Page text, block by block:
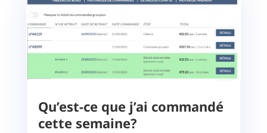
Qu’est-ce que j’ai commandé
cette semaine?